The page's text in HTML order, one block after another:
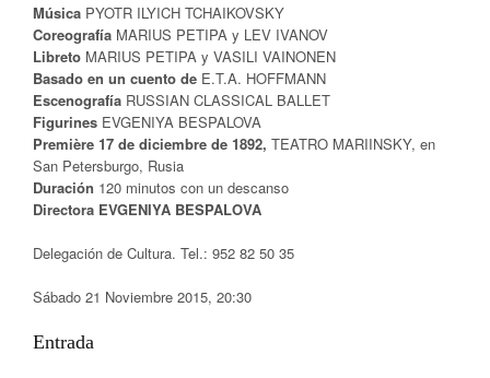
Música PYOTR ILYICH TCHAIKOVSKY
Coreografía MARIUS PETIPA y LEV IVANOV
Libreto MARIUS PETIPA y VASILI VAINONEN
Basado en un cuento de E.T.A. HOFFMANN
Escenografía RUSSIAN CLASSICAL BALLET
Figurines EVGENIYA BESPALOVA
Première 17 de diciembre de 1892, TEATRO MARIINSKY, en
San Petersburgo, Rusia
Duración 120 minutos con un descanso
Directora EVGENIYA BESPALOVA
Delegación de Cultura. Tel.: 952 82 50 35
Sábado 21 Noviembre 2015, 20:30
Entrada